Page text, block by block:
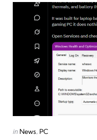
Categories
Posted
in News PC